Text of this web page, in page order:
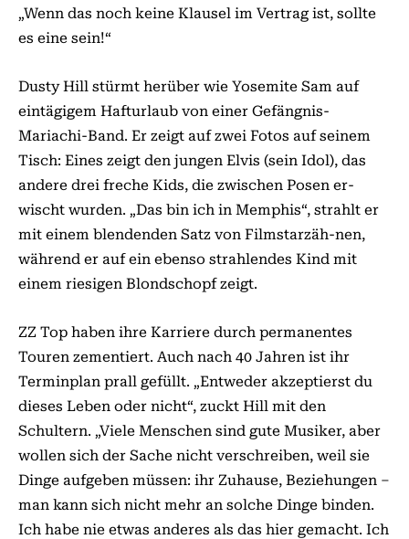
„Wenn das noch keine Klausel im Vertrag ist, sollte
es eine sein!“
Dusty Hill stürmt herüber wie Yosemite Sam auf
eintägigem Hafturlaub von einer Gefängnis-
Mariachi-Band. Er zeigt auf zwei Fotos auf seinem
Tisch: Eines zeigt den jungen Elvis (sein Idol), das
andere drei freche Kids, die zwischen Posen er-
wischt wurden. „Das bin ich in Memphis“, strahlt er
mit einem blendenden Satz von Filmstarzäh-nen,
während er auf ein ebenso strahlendes Kind mit
einem riesigen Blondschopf zeigt.
ZZ Top haben ihre Karriere durch permanentes
Touren zementiert. Auch nach 40 Jahren ist ihr
Terminplan prall gefüllt. „Entweder akzeptierst du
dieses Leben oder nicht“, zuckt Hill mit den
Schultern. „Viele Menschen sind gute Musiker, aber
wollen sich der Sache nicht verschreiben, weil sie
Dinge aufgeben müssen: ihr Zuhause, Beziehungen –
man kann sich nicht mehr an solche Dinge binden.
Ich habe nie etwas anderes als das hier gemacht. Ich